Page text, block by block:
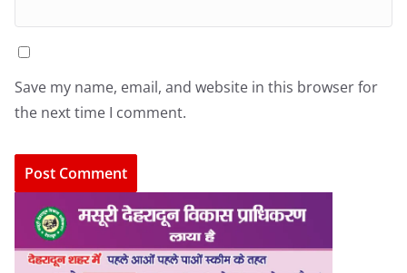
Save my name, email, and website in this browser for
the next time I comment.